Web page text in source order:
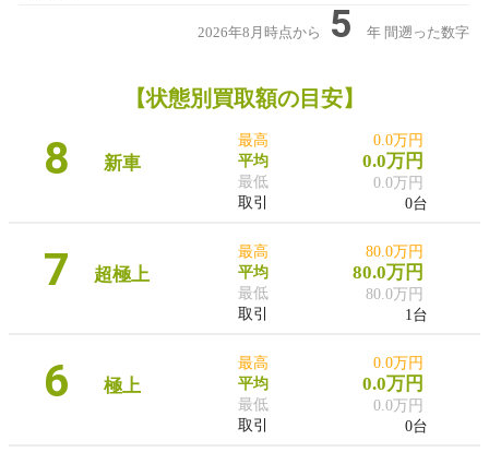
2026年8月時点から 5 年 間遡った数字
【状態別買取額の目安】
8 新車
最高
平均
最低
取引
0.0万円
0.0万円
0.0万円
0台
7 超極上
最高
平均
最低
取引
80.0万円
80.0万円
80.0万円
1台
6 極上
最高
平均
最低
取引
0.0万円
0.0万円
0.0万円
0台